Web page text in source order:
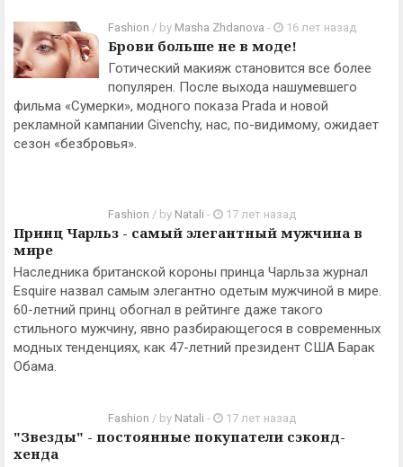
Fashion / by Masha Zhdanova - 16 лет назад
Брови больше не в моде!
Готический макияж становится все более
популярен. После выхода нашумевшего
фильма «Сумерки», модного показа Prada и новой
рекламной кампании Givenchy, нас, по-видимому, ожидает
сезон «безбровья».
Fashion / by Natali - 17 лет назад
Принц Чарльз - самый элегантный мужчина в
мире
Наследника британской короны принца Чарльза журнал
Esquire назвал самым элегантно одетым мужчиной в мире.
60-летний принц обогнал в рейтинге даже такого
стильного мужчину, явно разбирающегося в современных
модных тенденциях, как 47-летний президент США Барак
Обама.
Fashion / by Natali - 17 лет назад
"Звезды" - постоянные покупатели сэконд-
хенда